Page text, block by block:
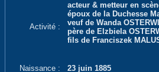
Activité :
acteur & metteur en
époux de la Duchesse
veuf de Wanda
père de Elzbiela
fils de Franciszek
Naissance :
23 juin 1885